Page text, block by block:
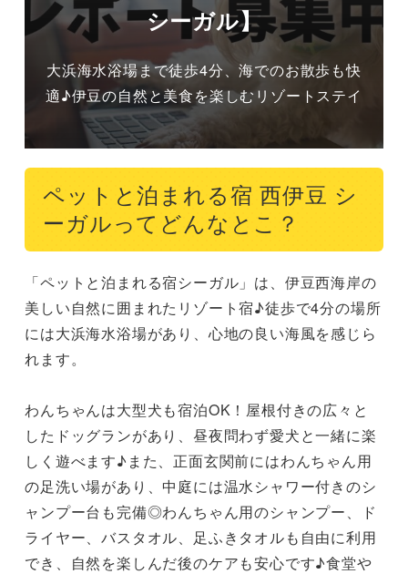
シーガル】
大浜海水浴場まで徒歩4分、海でのお散歩も快
適♪伊豆の自然と美食を楽しむリゾートステイ
ペットと泊まれる宿 西伊豆 シ
ーガルってどんなとこ？
「ペットと泊まれる宿シーガル」は、伊豆西海岸の
美しい自然に囲まれたリゾート宿♪徒歩で4分の場所
には大浜海水浴場があり、心地の良い海風を感じら
れます。
わんちゃんは大型犬も宿泊OK！屋根付きの広々と
したドッグランがあり、昼夜問わず愛犬と一緒に楽
しく遊べます♪また、正面玄関前にはわんちゃん用
の足洗い場があり、中庭には温水シャワー付きのシ
ャンプー台も完備◎わんちゃん用のシャンプー、ド
ライヤー、バスタオル、足ふきタオルも自由に利用
でき、自然を楽しんだ後のケアも安心です♪食堂や